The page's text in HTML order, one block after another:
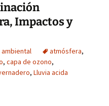
Impactos y
atmósfera,
, capa de ozono,
, Lluvia acida